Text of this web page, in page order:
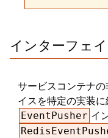
インターフェ
サービスコンテナ
イスを特定の実装に
EventPusher イ